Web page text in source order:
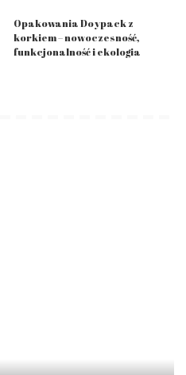
Opakowania Doypack z
korkiem – nowoczesność,
funkcjonalność i ekologia